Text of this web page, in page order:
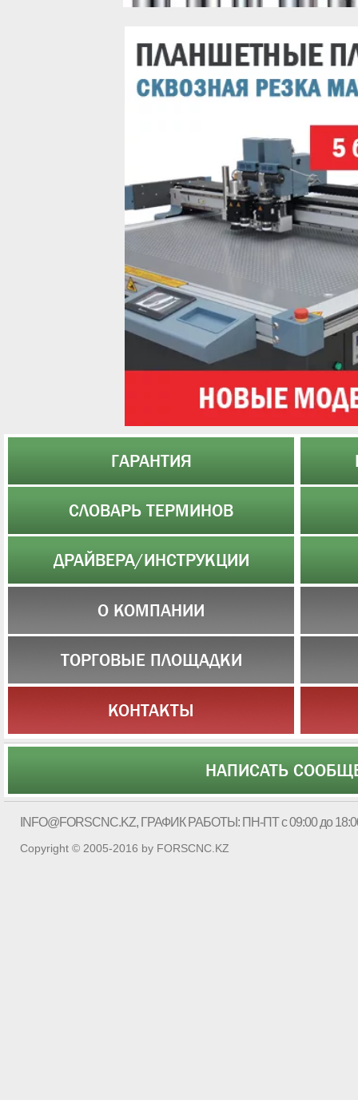
ГАРАНТИЯ
СЛОВАРЬ ТЕРМИНОВ
ДРАЙВЕРА/ИНСТРУКЦИИ
О КОМПАНИИ
ТОРГОВЫЕ ПЛОЩАДКИ
КОНТАКТЫ
НАПИСАТЬ
INFO@FORSCNC.KZ, ГРАФИК РАБОТЫ: ПН-ПТ с 09:00 до
Copyright © 2005-2016 by FORSCNC.KZ